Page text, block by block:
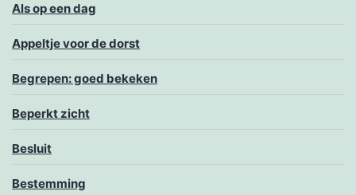
Als op een dag
Appeltje voor de dorst
Begrepen: goed bekeken
Beperkt zicht
Besluit
Bestemming